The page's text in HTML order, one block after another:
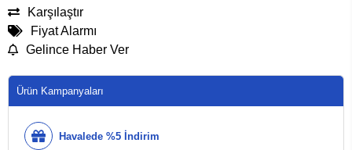
Karşılaştır
Fiyat Alarmı
Gelince Haber Ver
Ürün Kampanyaları
Havalede %5 İndirim